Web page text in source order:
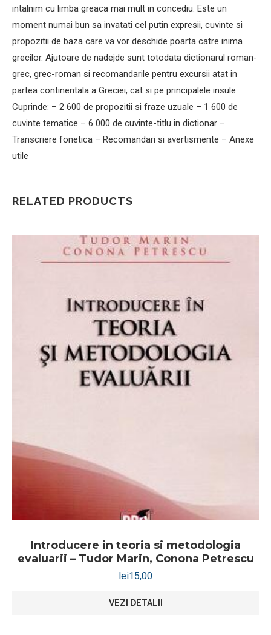
intalnim cu limba greaca mai mult in concediu. Este un
moment numai bun sa invatati cel putin expresii, cuvinte si
propozitii de baza care va vor deschide poarta catre inima
grecilor. Ajutoare de nadejde sunt totodata dictionarul roman-
grec, grec-roman si recomandarile pentru excursii atat in
partea continentala a Greciei, cat si pe principalele insule.
Cuprinde: – 2 600 de propozitii si fraze uzuale – 1 600 de
cuvinte tematice – 6 000 de cuvinte-titlu in dictionar –
Transcriere fonetica – Recomandari si avertismente – Anexe
utile
RELATED PRODUCTS
Introducere in teoria si metodologia
evaluarii – Tudor Marin, Conona Petrescu
lei15,00
VEZI DETALII